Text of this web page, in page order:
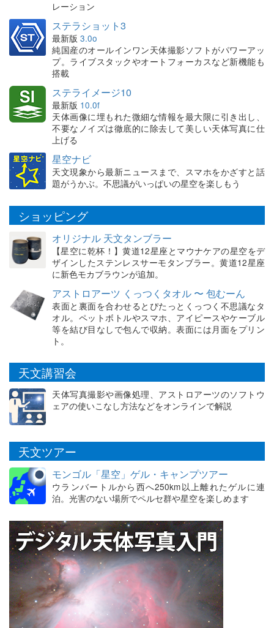
レーション
ステラショット3
最新版 3.0o
純国産のオールインワン天体撮影ソフトがパワーアッ
プ。ライブスタックやオートフォーカスなど新機能も
搭載
ステライメージ10
最新版 10.0f
天体画像に埋もれた微細な情報を最大限に引き出し、
不要なノイズは徹底的に除去して美しい天体写真に仕
上げる
星空ナビ
天文現象から最新ニュースまで、スマホをかざすと話
題がうかぶ。不思議がいっぱいの星空を楽しもう
ショッピング
オリジナル 天文タンブラー
【星空に乾杯！】黄道12星座とマウナケアの星空をデ
ザインしたステンレスサーモタンブラー。黄道12星座
に新色モカブラウンが追加。
アストロアーツ くっつくタオル 〜 包むーん
表面と裏面を合わせるとぴたっとくっつく不思議なタ
オル。ペットボトルやスマホ、アイピースやケーブル
等を結び目なしで包んで収納。表面には月面をプリン
ト。
天文講習会
天体写真撮影や画像処理、アストロアーツのソフトウ
ェアの使いこなし方法などをオンラインで解説
天文ツアー
モンゴル「星空」ゲル・キャンプツアー
ウランバートルから西へ250km以上離れたゲルに連
泊。光害のない場所でペルセ群や星空を楽しめます